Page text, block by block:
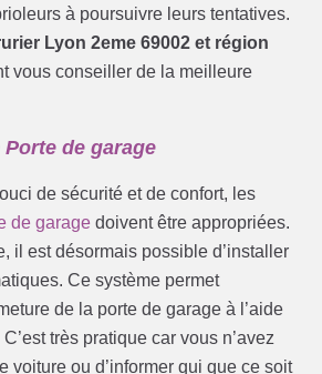
à poursuivre leurs tentatives.
Lyon 2eme 69002 et région
vous conseiller de la meilleure
Porte de garage
de sécurité et de confort, les
de garage doivent être appropriées.
il est désormais possible d’installer
Ce système permet
de la porte de garage à l’aide
très pratique car vous n’avez
voiture ou d’informer qui que ce soit